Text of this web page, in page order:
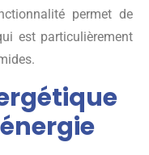
permet de
est particulièrement